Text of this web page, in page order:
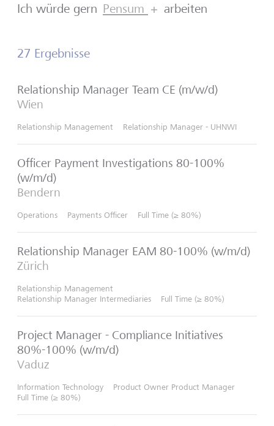
Ich würde gern Pensum arbeiten
27 Ergebnisse
Relationship Manager Team CE (m/w/d)
Wien
Relationship Management Relationship Manager - UHNWI
Officer Payment Investigations 80-100%
(w/m/d)
Bendern
Operations Payments Officer Full Time (≥ 80%)
Relationship Manager EAM 80-100% (w/m/d)
Zürich
Relationship Management
Relationship Manager Intermediaries
Full Time (≥ 80%)
Project Manager - Compliance Initiatives
80%-100% (w/m/d)
Vaduz
Information Technology
Product Owner Product Manager
Full Time (≥ 80%)